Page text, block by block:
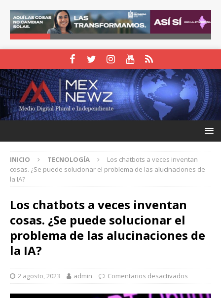
INICIO TECNOLOGÍA
Los chatbots a veces inventan
cosas. ¿Se puede solucionar el problema de las alucinaciones de
la IA?
Los chatbots a veces inventan
cosas. ¿Se puede solucionar el
problema de las alucinaciones de
la IA?
2 agosto, 2023 admin Comentarios desactivados